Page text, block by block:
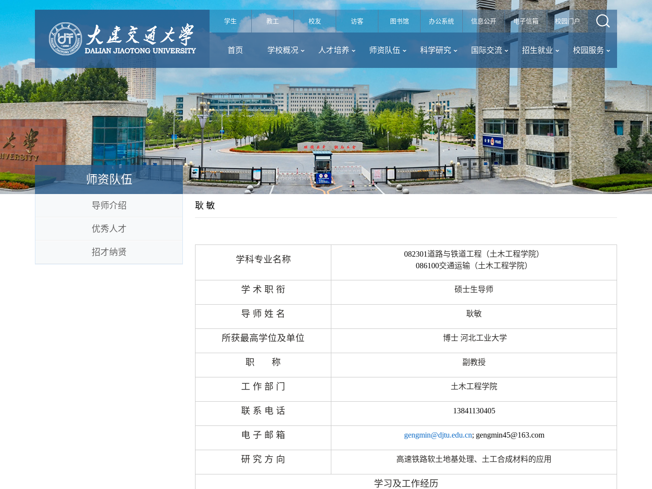
学生 教工 校友 访客 图书馆 办公系统 信息公开 电子信箱 校园门户
首页 学校概况 人才培养 师资队伍 科学研究 国际交流 招生就业 校园服务
师资队伍
导师介绍
优秀人才
招才纳贤
耿 敏
学科专业名称
082301道路与铁道工程（土木工程学院）
086100交通运输（土木工程学院）
学 术 职 衔 硕士生导师
导 师 姓 名 耿敏
所获最高学位及单位 博士 河北工业大学
职 称 副教授
工 作 部 门 土木工程学院
联 系 电 话 13841130405
电 子 邮 箱 gengmin@djtu.edu.cn; gengmin45@163.com
研 究 方 向 高速铁路软土地基处理、土工合成材料的应用
学习及工作经历